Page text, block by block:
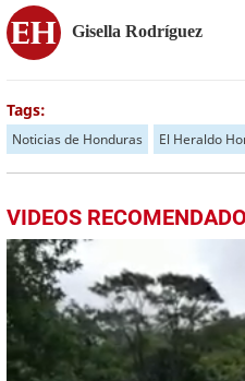
Gisella Rodríguez
Tags:
Noticias de Honduras El Heraldo
VIDEOS